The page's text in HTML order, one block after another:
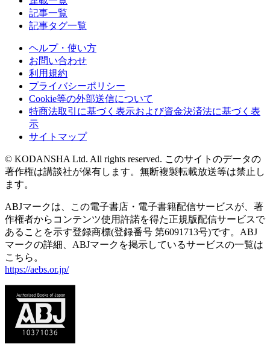
記事一覧
記事タグ一覧
ヘルプ・使い方
お問い合わせ
利用規約
プライバシーポリシー
Cookie等の外部送信について
特商法取引に基づく表示および資金決済法に基づく表
示
サイトマップ
© KODANSHA Ltd. All rights reserved. このサイトのデータの
著作権は講談社が保有します。無断複製転載放送等は禁止し
ます。
ABJマークは、この電子書店・電子書籍配信サービスが、著
作権者からコンテンツ使用許諾を得た正規版配信サービスで
あることを示す登録商標(登録番号 第6091713号)です。ABJ
マークの詳細、ABJマークを掲示しているサービスの一覧は
こちら。
https://aebs.or.jp/